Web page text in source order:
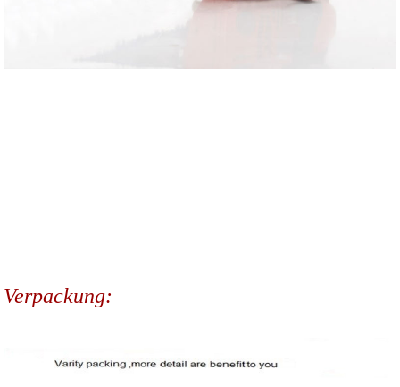
Verpackung: